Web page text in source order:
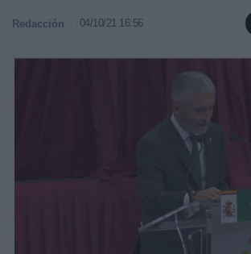
Redacción 04/10/21 16:56